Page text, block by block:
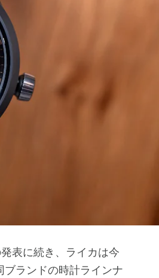
表に続き、ライカは今
ブランドの時計ラインナ